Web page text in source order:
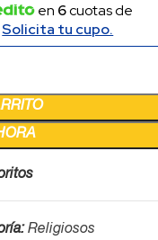
en 6cuotas de
Solicita tu cupo.
Religiosos